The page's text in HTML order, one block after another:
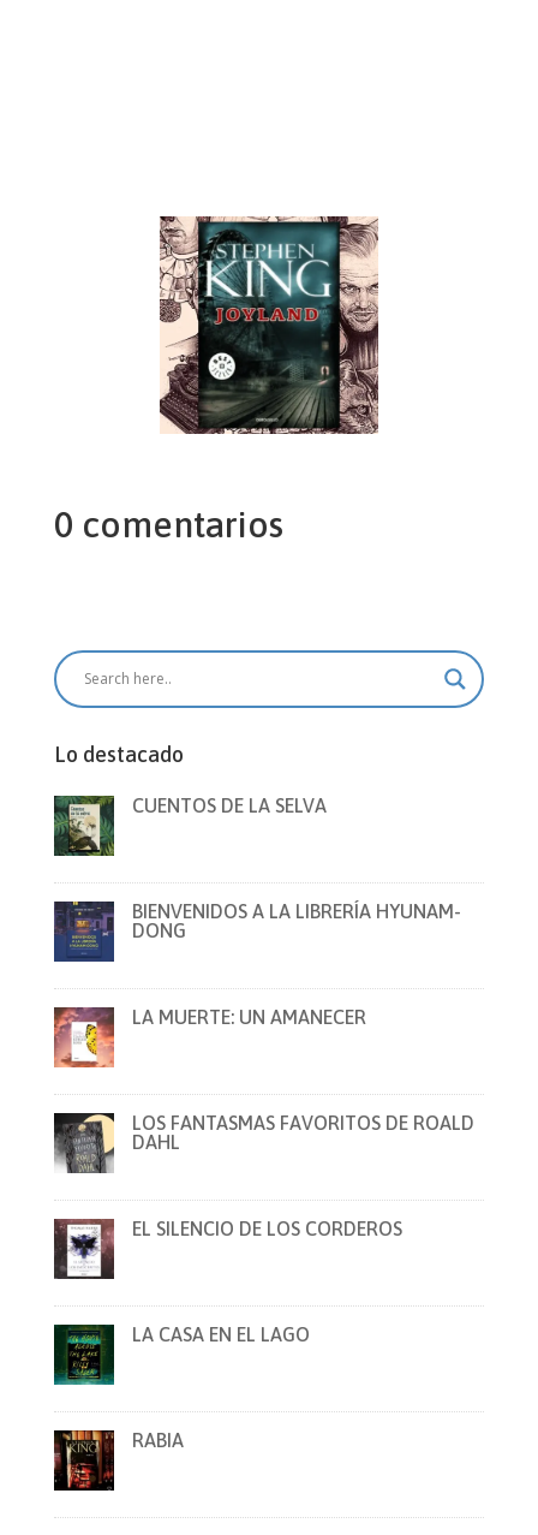
0 comentarios
Lo destacado
CUENTOS DE LA SELVA
BIENVENIDOS A LA LIBRERÍA HYUNAM-
DONG
LA MUERTE: UN AMANECER
LOS FANTASMAS FAVORITOS DE ROALD
DAHL
EL SILENCIO DE LOS CORDEROS
LA CASA EN EL LAGO
RABIA